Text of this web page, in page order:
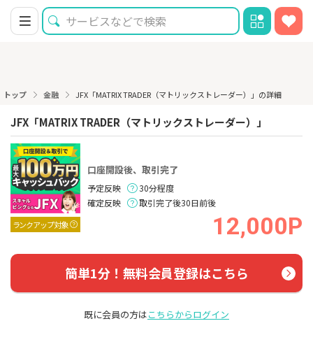
トップ 金融 JFX「MATRIX TRADER（マトリックストレーダー）」の詳細
JFX「MATRIX TRADER（マトリックストレーダー）」
ランクアップ対象
口座開設後、取引完了
予定反映
30分程度
確定反映
取引完了後30日前後
12,000P
簡単1分！無料会員登録はこちら
既に会員の方はこちらからログイン